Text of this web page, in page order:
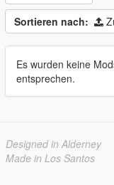
Sortieren nach:
Es wurden keine
entsprechen.
Designed in Alderney
Made in Los Santos